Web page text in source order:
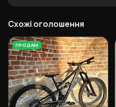
Схожі оголошення
ПРОДАМ